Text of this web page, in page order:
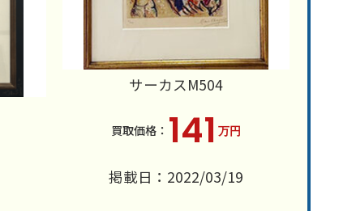
サーカスM504
141 万円
掲載日：2022/03/19